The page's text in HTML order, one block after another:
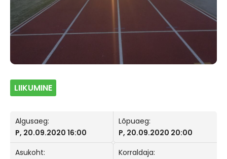
LIIKUMINE
Algusaeg:
P, 20.09.2020 16:00
Lõpuaeg:
P, 20.09.2020 20:00
Asukoht:
Korraldaja: